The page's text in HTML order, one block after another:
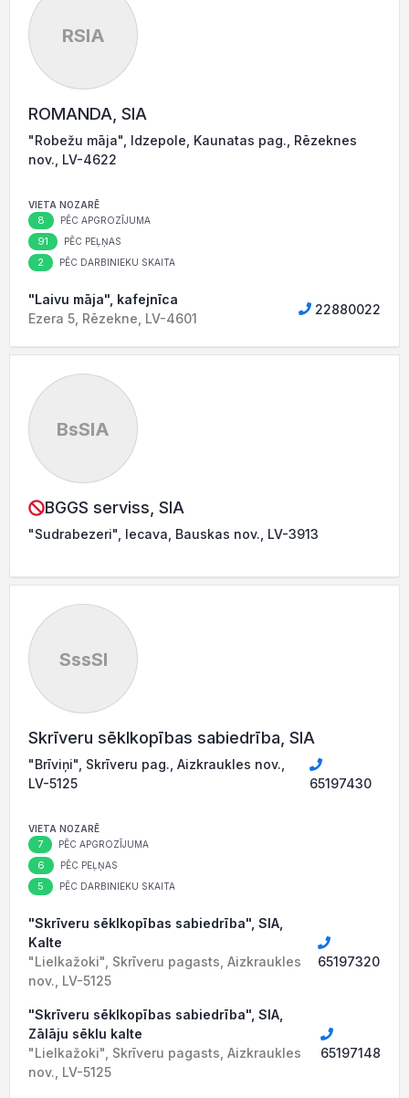
RSIA
ROMANDA, SIA
"Robežu māja", Idzepole, Kaunatas pag., Rēzeknes
nov., LV-4622
VIETA NOZARĒ
8 PĒC APGROZĪJUMA
91 PĒC PEĻŅAS
2 PĒC DARBINIEKU SKAITA
"Laivu māja", kafejnīca
Ezera 5, Rēzekne, LV-4601
22880022
BsSIA
BGGS serviss, SIA
"Sudrabezeri", Iecava, Bauskas nov., LV-3913
SssSI
Skrīveru sēklkopības sabiedrība, SIA
"Brīviņi", Skrīveru pag., Aizkraukles nov.,
LV-5125
65197430
VIETA NOZARĒ
7 PĒC APGROZĪJUMA
6 PĒC PEĻŅAS
5 PĒC DARBINIEKU SKAITA
"Skrīveru sēklkopības sabiedrība", SIA,
Kalte
"Lielkažoki", Skrīveru pagasts, Aizkraukles
nov., LV-5125
65197320
"Skrīveru sēklkopības sabiedrība", SIA,
Zālāju sēklu kalte
"Lielkažoki", Skrīveru pagasts, Aizkraukles
nov., LV-5125
65197148